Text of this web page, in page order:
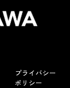
プライバシー
ポリシー